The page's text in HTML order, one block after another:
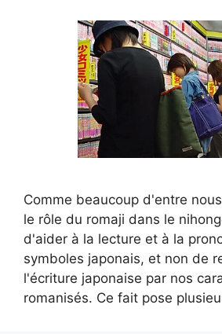
Comme beaucoup d'entre
le rôle du romaji dans le
d'aider à la lecture et à la
symboles japonais, et non de
l'écriture japonaise par nos
romanisés. Ce fait pose